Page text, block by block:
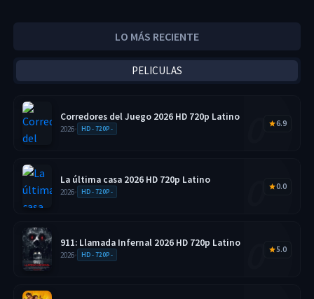
LO MÁS RECIENTE
PELICULAS
Corredores del Juego 2026 HD 720p Latino
2026• HD - 720P -
6.9
La última casa 2026 HD 720p Latino
2026• HD - 720P -
0.0
911: Llamada Infernal 2026 HD 720p Latino
2026• HD - 720P -
5.0